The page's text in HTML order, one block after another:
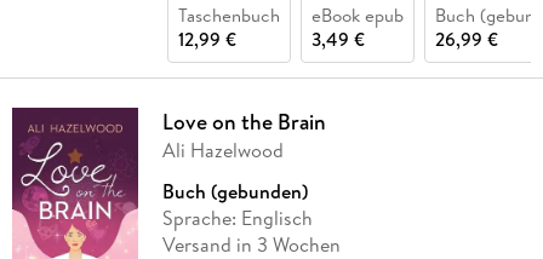
Taschenbuch
12,99 €
eBook epub
3,49 €
Buch
26,99 €
Love on the Brain
Ali Hazelwood
Buch (gebunden)
Sprache: Englisch
Versand in 3 Wochen